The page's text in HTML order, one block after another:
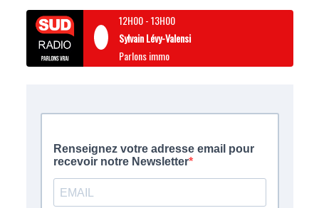
12H00-13H00
Sylvain Lévy-Valensi
Parlons immo